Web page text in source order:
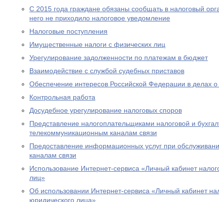
С 2015 года граждане обязаны сообщать в налоговый
него не приходило налоговое уведомление
Налоговые поступления
Имущественные налоги с физических лиц
Урегулирование задолженности по платежам в бюджет
Взаимодействие с службой судебных приставов
Обеспечение интересов Российской Федерации в делах о
Контрольная работа
Досудебное урегулирование налоговых споров
Представление налогоплательщиками налоговой и
телекоммуникационным каналам связи
Предоставление информационных услуг при
каналам связи
Использование Интернет-сервиса «Личный кабинет
лиц»
Об использовании Интернет-сервиса «Личный кабинет
юридического лица»